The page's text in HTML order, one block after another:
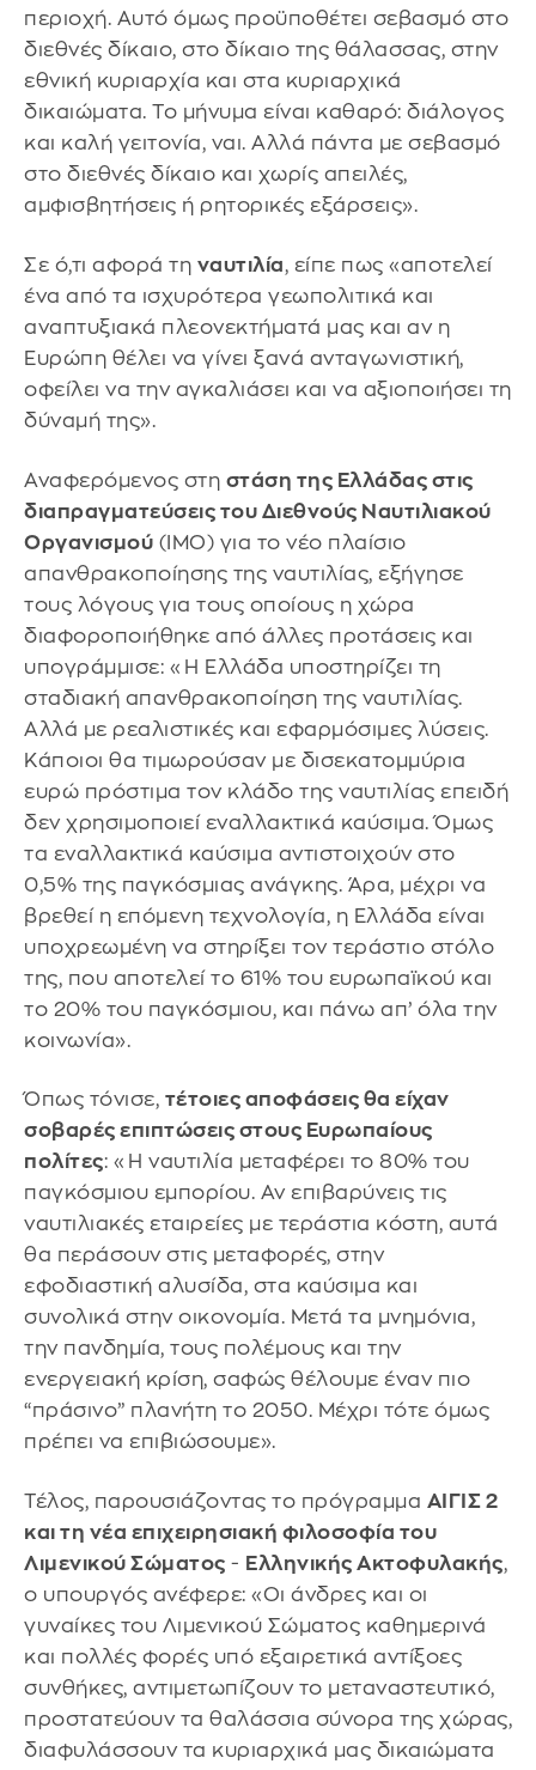
περιοχή. Αυτό όμως προϋποθέτει σεβασμό στο
διεθνές δίκαιο, στο δίκαιο της θάλασσας, στην
εθνική κυριαρχία και στα κυριαρχικά
δικαιώματα. Το μήνυμα είναι καθαρό: διάλογος
και καλή γειτονία, ναι. Αλλά πάντα με σεβασμό
στο διεθνές δίκαιο και χωρίς απειλές,
αμφισβητήσεις ή ρητορικές εξάρσεις».
Σε ό,τι αφορά τη ναυτιλία, είπε πως «αποτελεί
ένα από τα ισχυρότερα γεωπολιτικά και
αναπτυξιακά πλεονεκτήματά μας και αν η
Ευρώπη θέλει να γίνει ξανά ανταγωνιστική,
οφείλει να την αγκαλιάσει και να αξιοποιήσει τη
δύναμή της».
Αναφερόμενος στη στάση της Ελλάδας στις
διαπραγματεύσεις του Διεθνούς Ναυτιλιακού
Οργανισμού (IMO) για το νέο πλαίσιο
απανθρακοποίησης της ναυτιλίας, εξήγησε
τους λόγους για τους οποίους η χώρα
διαφοροποιήθηκε από άλλες προτάσεις και
υπογράμμισε: «Η Ελλάδα υποστηρίζει τη
σταδιακή απανθρακοποίηση της ναυτιλίας.
Αλλά με ρεαλιστικές και εφαρμόσιμες λύσεις.
Κάποιοι θα τιμωρούσαν με δισεκατομμύρια
ευρώ πρόστιμα τον κλάδο της ναυτιλίας επειδή
δεν χρησιμοποιεί εναλλακτικά καύσιμα. Όμως
τα εναλλακτικά καύσιμα αντιστοιχούν στο
0,5% της παγκόσμιας ανάγκης. Άρα, μέχρι να
βρεθεί η επόμενη τεχνολογία, η Ελλάδα είναι
υποχρεωμένη να στηρίξει τον τεράστιο στόλο
της, που αποτελεί το 61% του ευρωπαϊκού και
το 20% του παγκόσμιου, και πάνω απ’ όλα την
κοινωνία».
Όπως τόνισε, τέτοιες αποφάσεις θα είχαν
σοβαρές επιπτώσεις στους Ευρωπαίους
πολίτες: «Η ναυτιλία μεταφέρει το 80% του
παγκόσμιου εμπορίου. Αν επιβαρύνεις τις
ναυτιλιακές εταιρείες με τεράστια κόστη, αυτά
θα περάσουν στις μεταφορές, στην
εφοδιαστική αλυσίδα, στα καύσιμα και
συνολικά στην οικονομία. Μετά τα μνημόνια,
την πανδημία, τους πολέμους και την
ενεργειακή κρίση, σαφώς θέλουμε έναν πιο
“πράσινο” πλανήτη το 2050. Μέχρι τότε όμως
πρέπει να επιβιώσουμε».
Τέλος, παρουσιάζοντας το πρόγραμμα ΑΙΓΙΣ 2
και τη νέα επιχειρησιακή φιλοσοφία του
Λιμενικού Σώματος - Ελληνικής Ακτοφυλακής,
ο υπουργός ανέφερε: «Οι άνδρες και οι
γυναίκες του Λιμενικού Σώματος καθημερινά
και πολλές φορές υπό εξαιρετικά αντίξοες
συνθήκες, αντιμετωπίζουν το μεταναστευτικό,
προστατεύουν τα θαλάσσια σύνορα της χώρας,
διαφυλάσσουν τα κυριαρχικά μας δικαιώματα